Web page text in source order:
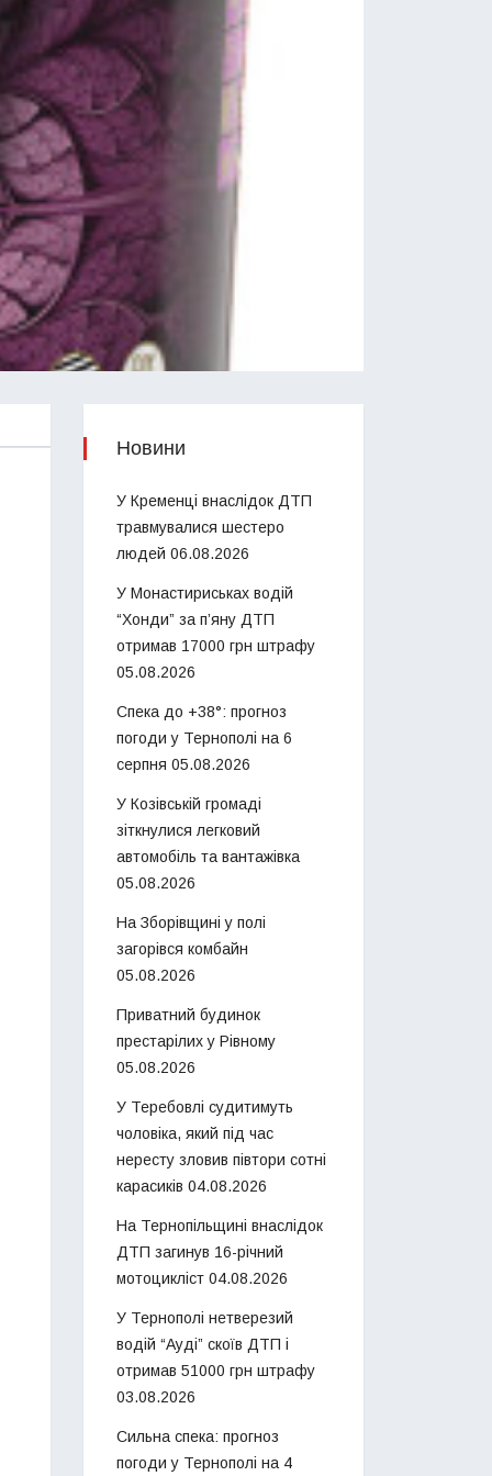
Новини
У Кременці внаслідок ДТП
травмувалися шестеро
людей 06.08.2026
У Монастириськах водій
“Хонди” за п’яну ДТП
отримав 17000 грн штрафу
05.08.2026
Спека до +38°: прогноз
погоди у Тернополі на 6
серпня 05.08.2026
У Козівській громаді
зіткнулися легковий
автомобіль та вантажівка
05.08.2026
На Зборівщині у полі
загорівся комбайн
05.08.2026
Приватний будинок
престарілих у Рівному
05.08.2026
У Теребовлі судитимуть
чоловіка, який під час
нересту зловив півтори сотні
карасиків 04.08.2026
На Тернопільщині внаслідок
ДТП загинув 16-річний
мотоцикліст 04.08.2026
У Тернополі нетверезий
водій “Ауді” скоїв ДТП і
отримав 51000 грн штрафу
03.08.2026
Сильна спека: прогноз
погоди у Тернополі на 4